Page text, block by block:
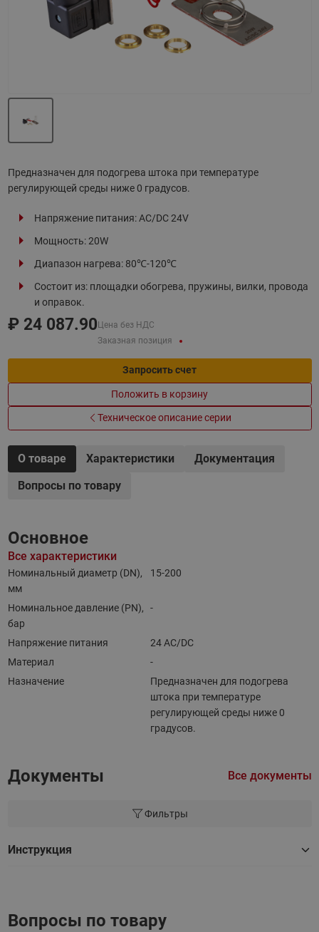
Предназначен для подогрева штока при температуре
регулирующей среды ниже 0 градусов.
Напряжение питания: AC/DC 24V
Мощность: 20W
Диапазон нагрева: 80℃-120℃
Состоит из: площадки обогрева, пружины, вилки, провода
и оправок.
₽ 24 087.90 Цена без НДС
Заказная позиция
Запросить счет
Положить в корзину
Техническое описание серии
О товаре Характеристики
Документация
Вопросы по товару
Основное
Все характеристики
Номинальный диаметр (DN),
мм
15-200
Номинальное давление (PN),
бар
-
Напряжение питания
24 AC/DC
Материал
-
Назначение
Предназначен для подогрева
штока при температуре
регулирующей среды ниже 0
градусов.
Документы Все документы
Фильтры
Инструкция
Вопросы по товару